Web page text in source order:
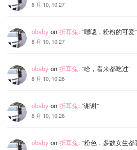
8 月 10, 10:27
obaby on 折耳兔: “嗯嗯，粉粉的可爱”
8 月 10, 10:27
obaby on 折耳兔: “哈，看来都吃过”
8 月 10, 10:26
obaby on 折耳兔: “谢谢”
8 月 10, 10:26
obaby on 折耳兔: “粉色，多数女生都